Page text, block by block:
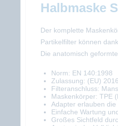
Halbmaske
Der komplette
Partikelfilter können
Die anatomisch
Norm: EN 140:1998
Zulassung: (EU)
Filteranschluss:
Maskenkörper: TPE
Adapter erlauben
Einfache Wartung
Großes Sichtfeld